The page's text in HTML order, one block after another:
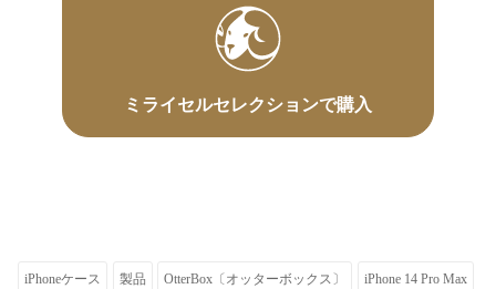
ミライセルセレクションで購入
iPhoneケース 製品 OtterBox〔オッターボックス〕 iPhone 14 Pro Max